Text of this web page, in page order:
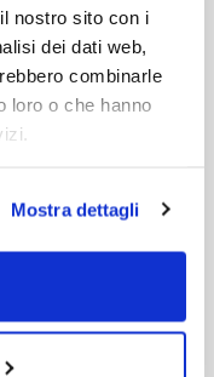
nostro sito con i
dei dati web,
combinarle
loro o che hanno
Mostra dettagli
Libro